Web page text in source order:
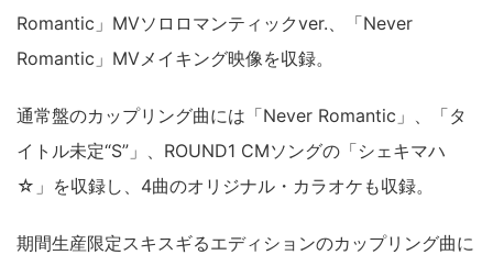
Romantic」MVソロロマンティックver.、「Never
Romantic」MVメイキング映像を収録。
通常盤のカップリング曲には「Never Romantic」、「タ
イトル未定“S”」、ROUND1 CMソングの「シェキマハ
☆」を収録し、4曲のオリジナル・カラオケも収録。
期間生産限定スキスギるエディションのカップリング曲に